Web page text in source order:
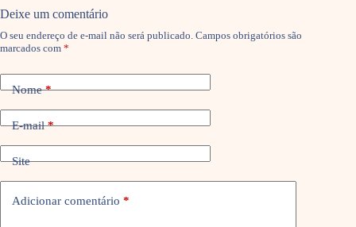
Deixe um comentário
O seu endereço de e-mail não será publicado. Campos obrigatórios são
marcados com *
Nome*
E-mail*
Site
Adicionar comentário *